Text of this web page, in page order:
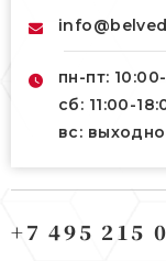
пн-пт:
сб: 11:00-
вс:
+7 495 215